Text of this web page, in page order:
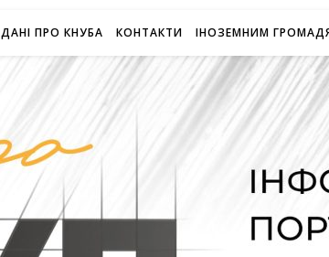
ДАНІ ПРО КНУБА КОНТАКТИ ІНОЗЕМНИМ